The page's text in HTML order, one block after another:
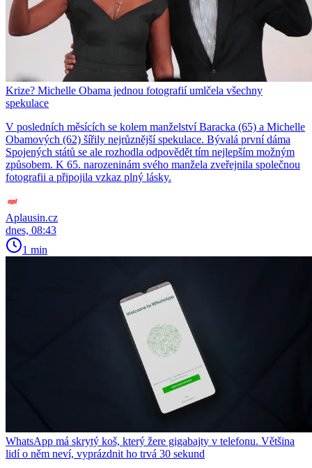
Krize? Michelle Obama jednou fotografií umlčela všechny
spekulace
V posledních měsících se kolem manželství Baracka (65) a Michelle
Obamových (62) šířily nejrůznější spekulace. Bývalá první dáma
Spojených států se ale rozhodla odpovědět tím nejlepším možným
způsobem. K 65. narozeninám svého manžela zveřejnila společnou
fotografii a připojila vzkaz plný lásky.
Aplausin.cz
dnes, 08:43
1 min
WhatsApp má skrytý koš, který žere gigabajty v telefonu. Většina
lidí o něm neví, vyprázdnit ho trvá 30 sekund